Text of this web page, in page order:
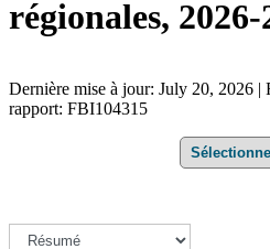
régionales, 2026-
Dernière mise à jour: July 20, 2026 |
rapport: FBI104315